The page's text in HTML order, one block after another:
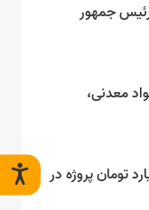
رئیس جمهور
معدنی،
هزار میلیارد تومان پروژه در